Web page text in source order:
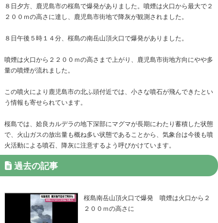
８日夕方、鹿児島市の桜島で爆発がありました。噴煙は火口から最大で２
２００ｍの高さに達し、鹿児島市街地で降灰が観測されました。
８日午後５時１４分、桜島の南岳山頂火口で爆発がありました。
噴煙は火口から２２００ｍの高さまで上がり、鹿児島市街地方向にやや多
量の噴煙が流れました。
この噴火により鹿児島市の北ふ頭付近では、小さな噴石が飛んできたとい
う情報も寄せられています。
桜島では、姶良カルデラの地下深部にマグマが長期にわたり蓄積した状態
で、火山ガスの放出量も概ね多い状態であることから、気象台は今後も噴
火活動による噴石、降灰に注意するよう呼びかけています。
過去の記事
桜島南岳山頂火口で爆発 噴煙は火口から２
２００ｍの高さに